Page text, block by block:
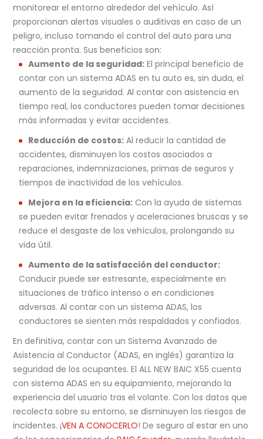
monitorear el entorno alrededor del vehículo. Así
proporcionan alertas visuales o auditivas en caso de un
peligro, incluso tomando el control del auto para una
reacción pronta. Sus beneficios son:
Aumento de la seguridad: El principal beneficio de
contar con un sistema ADAS en tu auto es, sin duda, el
aumento de la seguridad. Al contar con asistencia en
tiempo real, los conductores pueden tomar decisiones
más informadas y evitar accidentes.
Reducción de costos: Al reducir la cantidad de
accidentes, disminuyen los costos asociados a
reparaciones, indemnizaciones, primas de seguros y
tiempos de inactividad de los vehículos.
Mejora en la eficiencia: Con la ayuda de sistemas
se pueden evitar frenados y aceleraciones bruscas y se
reduce el desgaste de los vehículos, prolongando su
vida útil.
Aumento de la satisfacción del conductor:
Conducir puede ser estresante, especialmente en
situaciones de tráfico intenso o en condiciones
adversas. Al contar con un sistema ADAS, los
conductores se sienten más respaldados y confiados.
En definitiva, contar con un Sistema Avanzado de
Asistencia al Conductor (ADAS, en inglés) garantiza la
seguridad de los ocupantes. El ALL NEW BAIC X55 cuenta
con sistema ADAS en su equipamiento, mejorando la
experiencia del usuario tras el volante. Con los datos que
recolecta sobre su entorno, se disminuyen los riesgos de
incidentes. ¡VEN A CONOCERLO! De seguro al estar en uno